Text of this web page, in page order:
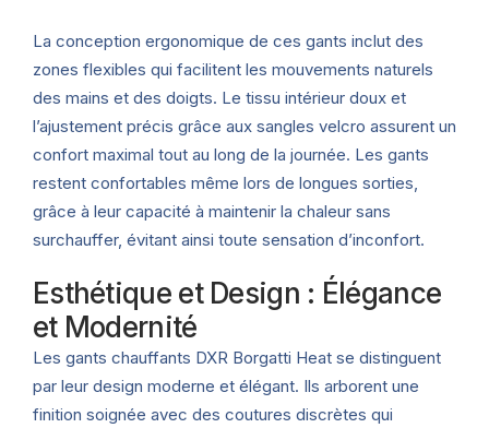
La conception ergonomique de ces gants inclut des
zones flexibles qui facilitent les mouvements naturels
des mains et des doigts. Le tissu intérieur doux et
l’ajustement précis grâce aux sangles velcro assurent un
confort maximal tout au long de la journée. Les gants
restent confortables même lors de longues sorties,
grâce à leur capacité à maintenir la chaleur sans
surchauffer, évitant ainsi toute sensation d’inconfort.
Esthétique et Design : Élégance
et Modernité
Les gants chauffants DXR Borgatti Heat se distinguent
par leur design moderne et élégant. Ils arborent une
finition soignée avec des coutures discrètes qui